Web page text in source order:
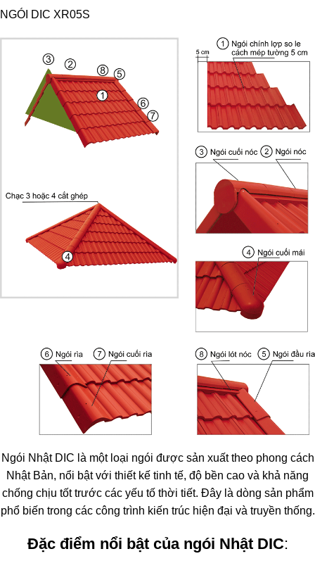
NGÓI DIC XR05S
Ngói Nhật DIC là một loại ngói được sản xuất theo phong cách
Nhật Bản, nổi bật với thiết kế tinh tế, độ bền cao và khả năng
chống chịu tốt trước các yếu tố thời tiết. Đây là dòng sản phẩm
phổ biến trong các công trình kiến trúc hiện đại và truyền thống.
Đặc điểm nổi bật của ngói Nhật DIC: